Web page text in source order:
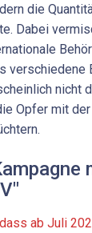
die
Dabei
verschiedene
nicht
Opfer mit
ab Juli